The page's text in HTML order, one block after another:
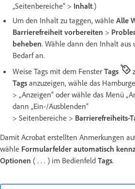
„Seitenbereiche“ > Inhalt.)
Um den Inhalt zu taggen, wähle Alle
Barrierefreiheit vorbereiten >
beheben. Wähle dann den Inhalt aus
Bedarf an.
Weise Tags mit dem Fenster Tags
Tags anzuzeigen, wähle das
> „Anzeigen“ oder wähle das Menü
dann „Ein-/Ausblenden“
> Seitenbereiche > Barrierefreiheits-
Damit Acrobat erstellten Anmerkungen
wähle Formularfelder automatisch
Optionen ( . . . ) im Bedienfeld Tags.